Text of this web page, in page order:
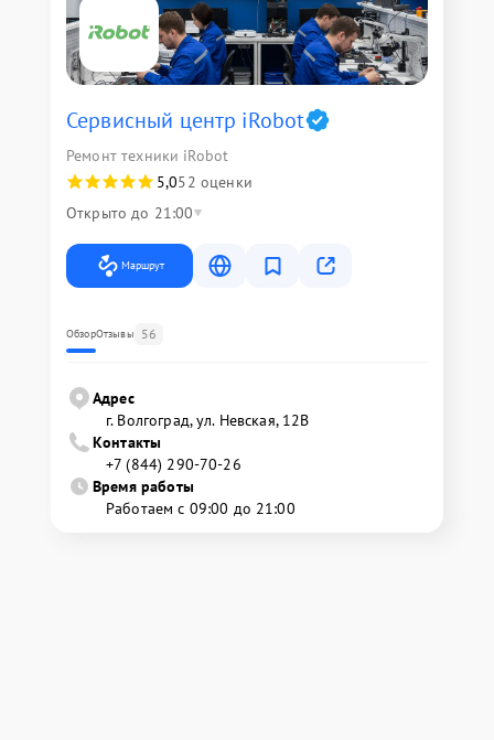
Сервисный центр iRobot
Ремонт техники iRobot
5,052 оценки
Открыто до 21:00
Маршрут
ОбзорОтзывы 56
Адрес
г. Волгоград, ул. Невская, 12В
Контакты
+7 (844) 290-70-26
Время работы
Работаем с 09:00 до 21:00